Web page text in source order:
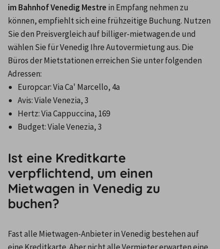
im Bahnhof Venedig Mestre in Empfang nehmen zu
können, empfiehlt sich eine frühzeitige Buchung. Nutzen
Sie den Preisvergleich auf billiger-mietwagen.de und
wählen Sie für Venedig Ihre Autovermietung aus. Die
Büros der Mietstationen erreichen Sie unter folgenden
Adressen:
Europcar: Via Ca' Marcello, 4a
Avis: Viale Venezia, 3
Hertz: Via Cappuccina, 169
Budget: Viale Venezia, 3
Ist eine Kreditkarte
verpflichtend, um einen
Mietwagen in Venedig zu
buchen?
Fast alle Mietwagen-Anbieter in Venedig bestehen auf